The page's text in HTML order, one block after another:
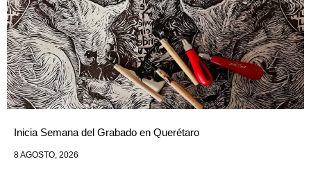
Inicia Semana del Grabado en Querétaro
8 AGOSTO, 2026